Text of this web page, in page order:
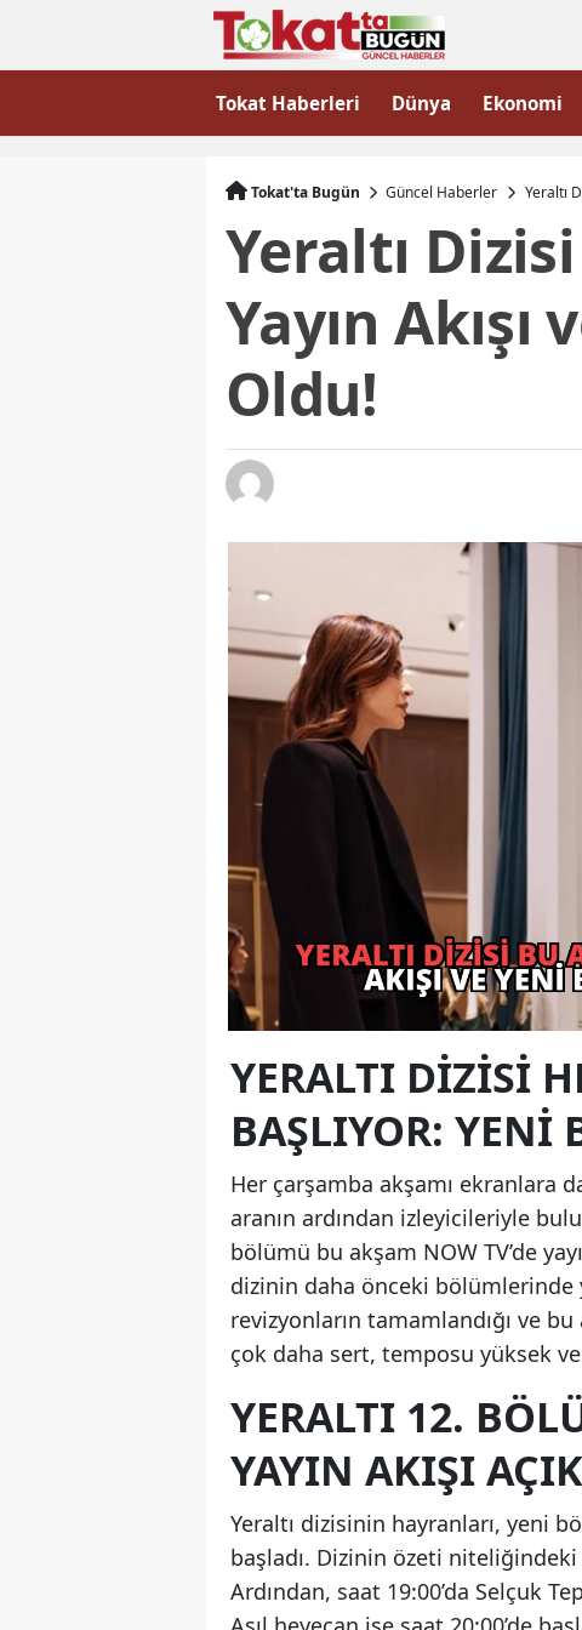
Tokat Haberleri Dünya Ekonomi
Tokat'ta Bugün Güncel Haberler Yeraltı
Yeraltı
Yayın
Oldu!
YERALTI DIZISI
BAŞLIYOR: YENI
Her çarşamba akşamı ekranlara
aranın ardından izleyicileriyle
bölümü bu akşam NOW TV’de
dizinin daha önceki bölümlerinde
revizyonların tamamlandığı ve
çok daha sert, temposu yüksek
YERALTI 12.
YAYIN AKIŞI
Yeraltı dizisinin hayranları, yeni
başladı. Dizinin özeti
Ardından, saat 19:00’da Selçuk